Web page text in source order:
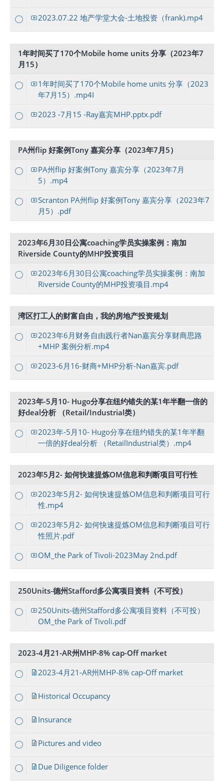
2023.07.22 地产学堂大会-土地投资（frank).mp4
1年时间买了170个Mobile home units 分享（2023年7
月15）
1年时间买了170个Mobile home units 分享（2023
年7月15）.mp4I
2023 -7月15 -Ray嘉宾MHP.pptx.pdf
PA州flip 好案例Tony 嘉宾分享（2023年7月5）
PA州flip 好案例Tony 嘉宾分享（2023年7月
5）.mp4
Scranton PA州flip 好案例Tony 嘉宾分享（2023年7
月5）.pdf
2023年6月30日公寓coaching学员实操案例：南加
Riverside County的MHP投资项目
2023年6月30日公寓coaching学员实操案例：南加
Riverside County的MHP投资项目.mp4
湾区打工人的财富自由，我的房地产投资规划
2023年6月财务自由践行者Nan嘉宾分享财商思路
+MHP 案例分析.mp4
2023-6月16-财商+MHP分析-Nan嘉宾.pdf
2023年-5月10- Hugo分享在纽约错失的某1年半翻一倍的
好deal分析 （Retail/Industrial类）
2023年-5月10- Hugo分享在纽约错失的某1年半翻
一倍的好deal分析 （RetailIndustrial类）.mp4
2023年5月2- 如何快速提炼OM信息和判断项目可行性
2023年5月2- 如何快速提炼OM信息和判断项目可行
性.mp4
2023年5月2- 如何快速提炼OM信息和判断项目可行
性照片.pdf
OM_the Park of Tivoli-2023May 2nd.pdf
250Units-德州Stafford多公寓项目资料（不可投）
250Units-德州Stafford多公寓项目资料（不可投）
OM_the Park of Tivoli.pdf
2023-4月21-AR州MHP-8% cap-Off market
2023-4月21-AR州MHP-8% cap-Off market
Historical Occupancy
Insurance
Pictures and video
Due Diligence folder